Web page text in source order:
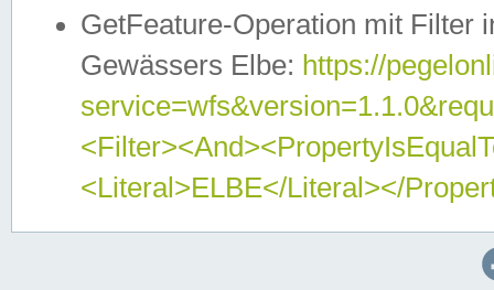
GetFeature-Operation mit Filter
Gewässers Elbe: https://
<Literal>ELBE</Literal></